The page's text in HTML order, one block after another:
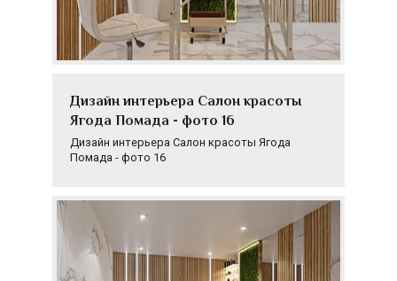
Дизайн интерьера Салон красоты
Ягода Помада - фото 16
Дизайн интерьера Салон красоты Ягода
Помада - фото 16